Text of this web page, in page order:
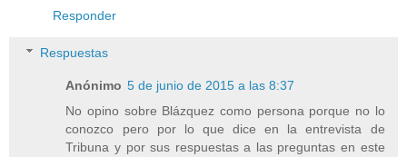
Responder
Respuestas
Anónimo 5 de junio de 2015 a las 8:37
No opino sobre Blázquez como persona porque no lo
conozco pero por lo que dice en la entrevista de
Tribuna y por sus respuestas a las preguntas en este